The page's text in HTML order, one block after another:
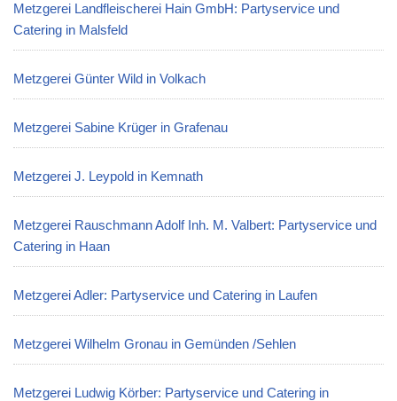
Metzgerei Landfleischerei Hain GmbH: Partyservice und
Catering in Malsfeld
Metzgerei Günter Wild in Volkach
Metzgerei Sabine Krüger in Grafenau
Metzgerei J. Leypold in Kemnath
Metzgerei Rauschmann Adolf Inh. M. Valbert: Partyservice und
Catering in Haan
Metzgerei Adler: Partyservice und Catering in Laufen
Metzgerei Wilhelm Gronau in Gemünden /Sehlen
Metzgerei Ludwig Körber: Partyservice und Catering in